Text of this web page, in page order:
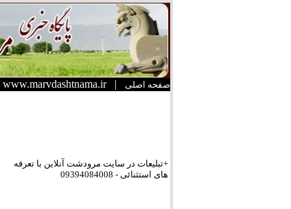
صفحه اصلی |
www.marvdashtnama.ir
+تبلیعات در سایت مرودشت آنلاین با تعرفه
های استثنائی - 09394084008